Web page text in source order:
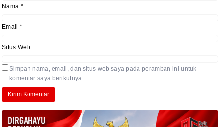
Nama *
Email *
Situs Web
Simpan nama, email, dan situs web saya pada peramban ini untuk
komentar saya berikutnya.